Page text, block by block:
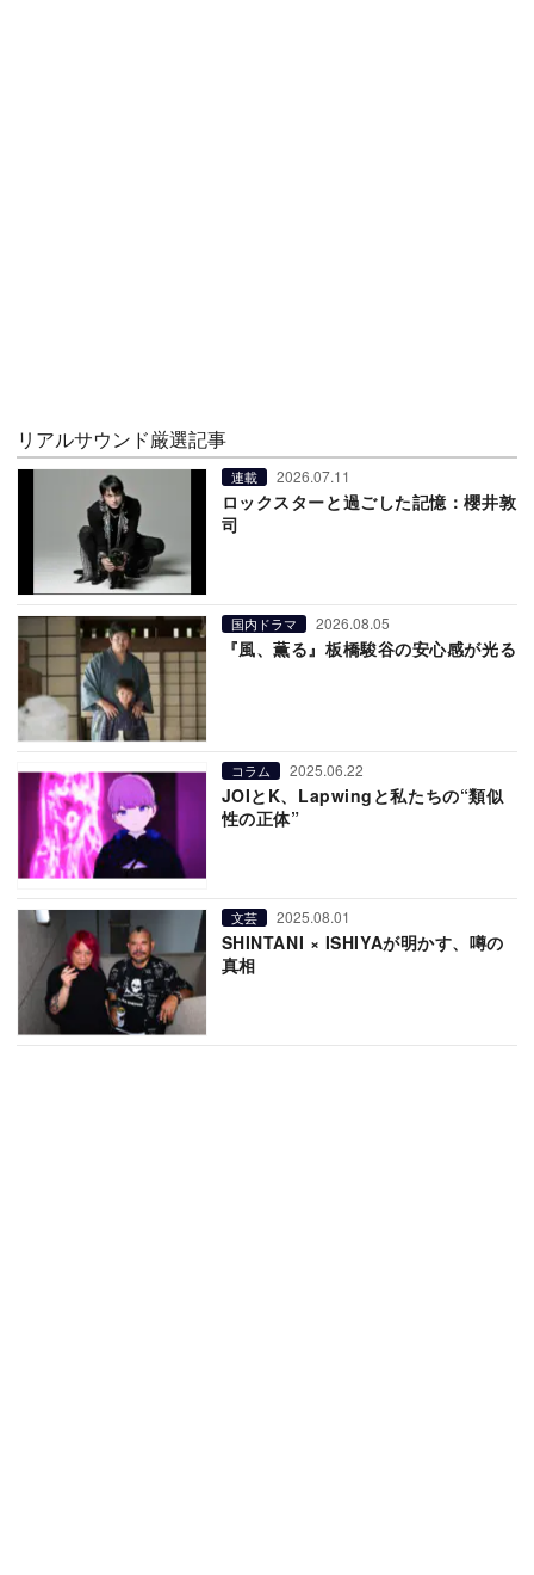
リアルサウンド厳選記事
連載 2026.07.11
ロックスターと過ごした記憶：櫻井敦
司
国内ドラマ 2026.08.05
『風、薫る』板橋駿谷の安心感が光る
コラム 2025.06.22
JOIとK、Lapwingと私たちの“類似
性の正体”
文芸 2025.08.01
SHINTANI × ISHIYAが明かす、噂の
真相